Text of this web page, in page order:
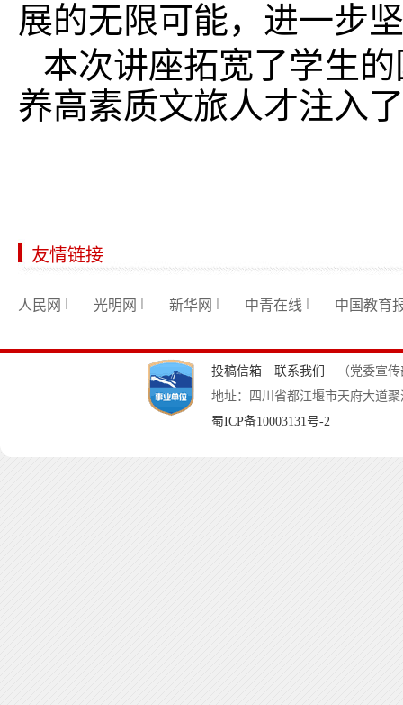
展的无限可能，进一步
本次讲座拓宽了学生
养高素质文旅人才注入
友情链接
人民网 光明网 新华网 中青在线 中国教育
投稿信箱 联系我们
（党委宣传
地址：四川省都江堰市天府大道
蜀ICP备10003131号-2